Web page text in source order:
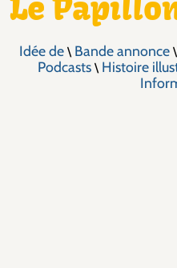
Le
Idée de \ Bande annonce \
Podcasts\ Histoire